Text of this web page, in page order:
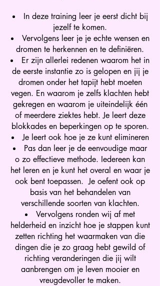
In deze training leer je eerst dicht bij
jezelf te komen.
Vervolgens leer je je echte wensen en
dromen te herkennen en te definiëren.
Er zijn allerlei redenen waarom het in
de eerste instantie zo is gelopen en jij je
dromen onder het tapijt hebt moeten
vegen. En waarom je zelfs klachten hebt
gekregen en waarom je uiteindelijk één
of meerdere ziektes hebt. Je leert deze
blokkades en beperkingen op te sporen.
Je leert ook hoe je ze kunt elimineren
Pas dan leer je de eenvoudige maar
o zo effectieve methode. Iedereen kan
het leren en je kunt het overal en waar je
ook bent toepassen. Je oefent ook op
basis van het behandelen van
verschillende soorten van klachten.
Vervolgens ronden wij af met
helderheid en inzicht hoe je stappen kunt
zetten richting het waarmaken van die
dingen die je zo graag hebt gewild of
richting veranderingen die jij wilt
aanbrengen om je leven mooier en
vreugdevoller te maken.